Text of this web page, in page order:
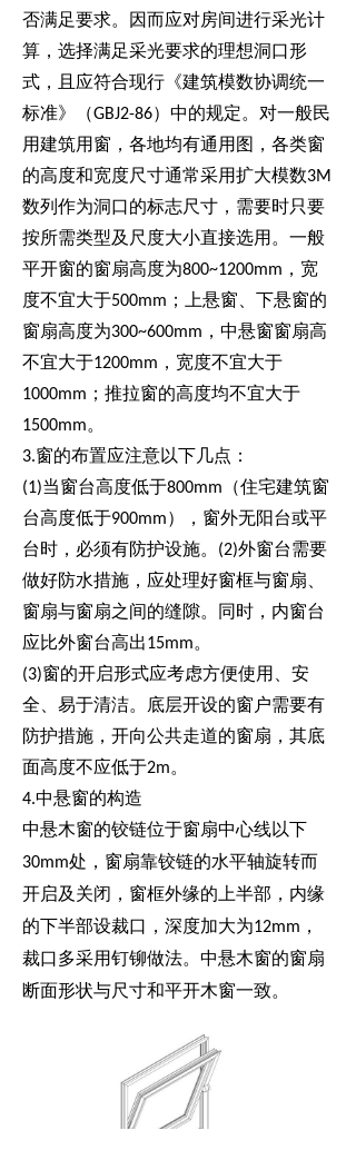
否满足要求。因而应对房间进行采光计
算，选择满足采光要求的理想洞口形
式，且应符合现行《建筑模数协调统一
标准》（GBJ2-86）中的规定。对一般民
用建筑用窗，各地均有通用图，各类窗
的高度和宽度尺寸通常采用扩大模数3M
数列作为洞口的标志尺寸，需要时只要
按所需类型及尺度大小直接选用。一般
平开窗的窗扇高度为800~1200mm，宽
度不宜大于500mm；上悬窗、下悬窗的
窗扇高度为300~600mm，中悬窗窗扇高
不宜大于1200mm，宽度不宜大于
1000mm；推拉窗的高度均不宜大于
1500mm。
3.窗的布置应注意以下几点：
(1)当窗台高度低于800mm（住宅建筑窗
台高度低于900mm），窗外无阳台或平
台时，必须有防护设施。(2)外窗台需要
做好防水措施，应处理好窗框与窗扇、
窗扇与窗扇之间的缝隙。同时，内窗台
应比外窗台高出15mm。
(3)窗的开启形式应考虑方便使用、安
全、易于清洁。底层开设的窗户需要有
防护措施，开向公共走道的窗扇，其底
面高度不应低于2m。
4.中悬窗的构造
中悬木窗的铰链位于窗扇中心线以下
30mm处，窗扇靠铰链的水平轴旋转而
开启及关闭，窗框外缘的上半部，内缘
的下半部设裁口，深度加大为12mm，
裁口多采用钉铆做法。中悬木窗的窗扇
断面形状与尺寸和平开木窗一致。